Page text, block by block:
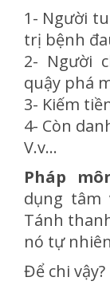
1- Người
trị bệnh
2- Người
quậy phá
3- Kiếm
4- Còn
V.v…
Pháp
dụng tâm
Tánh
nó tự
Để chi vậy?